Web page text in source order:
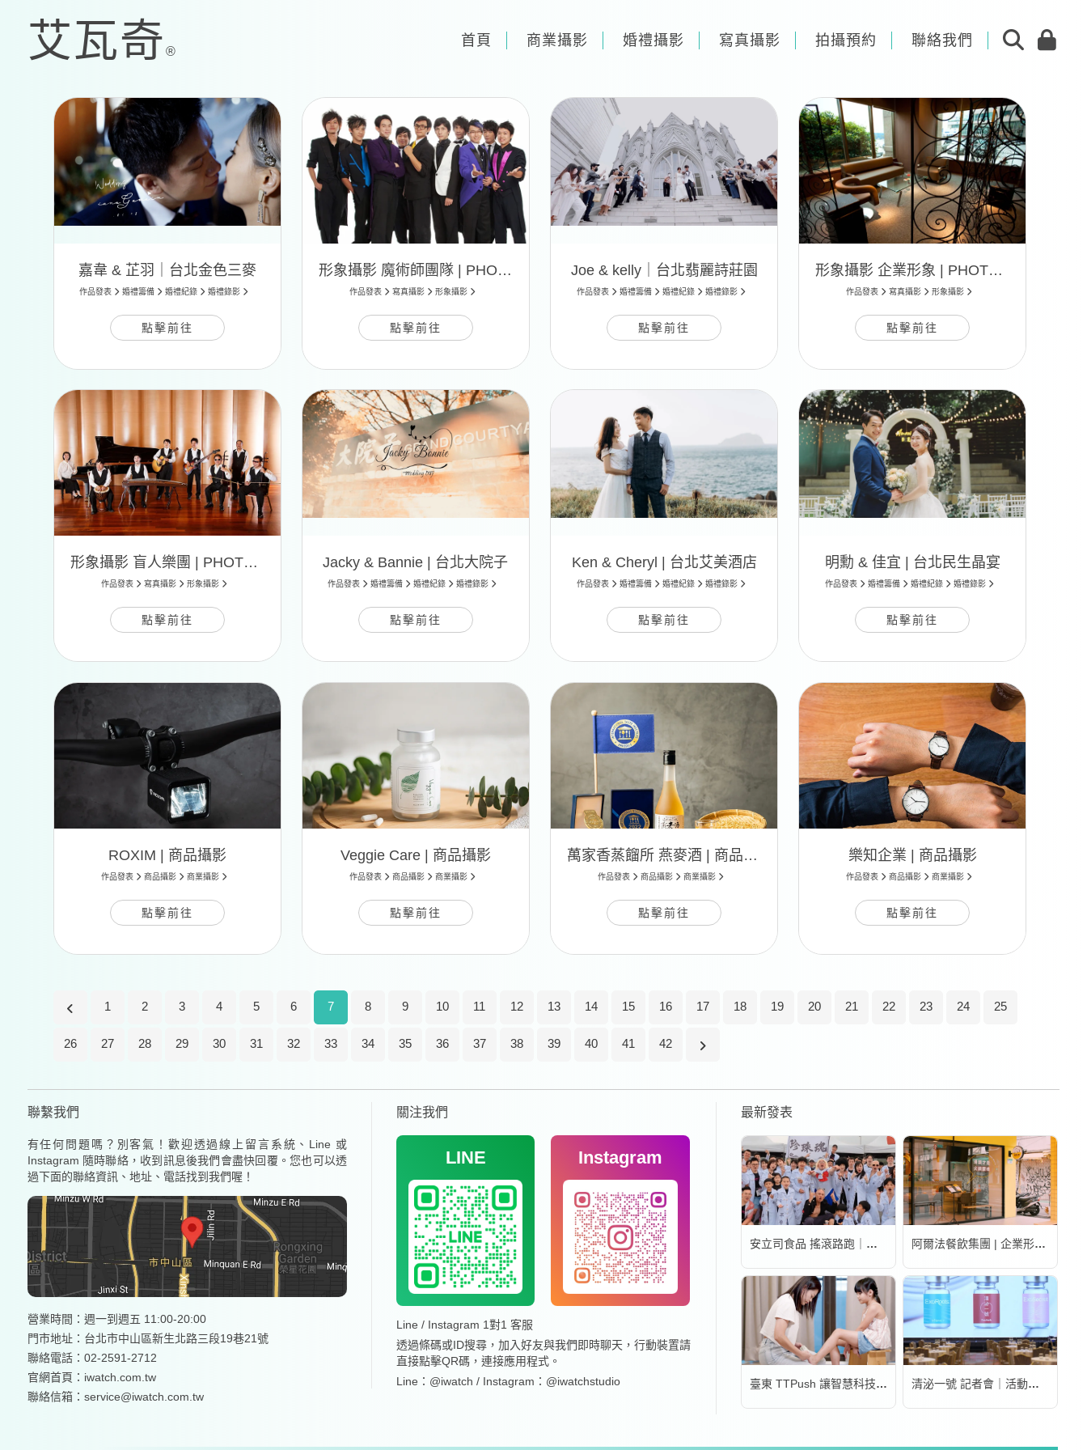
首頁 商業攝影 婚禮攝影 寫真攝影 拍攝預約 聯絡我們
嘉韋 & 芷羽｜台北金色三麥
作品發表 婚禮籌備 婚禮紀錄 婚禮錄影
點擊前往
形象攝影 魔術師團隊 | PHOTO 03
作品發表 寫真攝影 形象攝影
點擊前往
Joe & kelly｜台北翡麗詩莊園
作品發表 婚禮籌備 婚禮紀錄 婚禮錄影
點擊前往
形象攝影 企業形象 | PHOTO 02
作品發表 寫真攝影 形象攝影
點擊前往
形象攝影 盲人樂團 | PHOTO 01
作品發表 寫真攝影 形象攝影
點擊前往
Jacky & Bannie | 台北大院子
作品發表 婚禮籌備 婚禮紀錄 婚禮錄影
點擊前往
Ken & Cheryl | 台北艾美酒店
作品發表 婚禮籌備 婚禮紀錄 婚禮錄影
點擊前往
明勳 & 佳宜 | 台北民生晶宴
作品發表 婚禮籌備 婚禮紀錄 婚禮錄影
點擊前往
ROXIM | 商品攝影
作品發表 商品攝影 商業攝影
點擊前往
Veggie Care | 商品攝影
作品發表 商品攝影 商業攝影
點擊前往
萬家香蒸餾所 燕麥酒 | 商品攝影
作品發表 商品攝影 商業攝影
點擊前往
樂知企業 | 商品攝影
作品發表 商品攝影 商業攝影
點擊前往
1 2 3 4 5 6 7 8 9 10 11 12 13 14 15 16 17 18 19 20 21 22 23 24 25
26 27 28 29 30 31 32 33 34 35 36 37 38 39 40 41 42
聯繫我們
有任何問題嗎？別客氣！歡迎透過線上留言系統、Line 或
Instagram 隨時聯絡，收到訊息後我們會盡快回覆。您也可以透
過下面的聯絡資訊、地址、電話找到我們喔！
營業時間：週一到週五 11:00-20:00
門市地址：台北市中山區新生北路三段19巷21號
聯絡電話：02-2591-2712
官網首頁： iwatch.com.tw
聯絡信箱：service@iwatch.com.tw
關注我們
LINE Instagram
Line / Instagram 1對1 客服
透過條碼或ID搜尋，加入好友與我們即時聊天，行動裝置請
直接點擊QR碼，連接應用程式。
Line：@iwatch / Instagram：@iwatchstudio
最新發表
安立司食品 搖滾路跑｜活動錄影 阿爾法餐飲集團 | 企業形象宣傳片
臺東 TTPush 讓智慧科技更有溫度 | 形象影片 清泌一號 記者會｜活動錄影